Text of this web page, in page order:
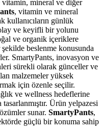
vitamin, mineral ve diğer
, vitamin ve mineral
kullanıcıların günlük
ve keyifli bir yolunu
ve organik içeriklere
beslenme konusunda
SmartyPants, inovasyon ve
sürekli olarak günceller ve
malzemeler yüksek
için özenle seçilir.
ve wellness hedeflerine
tasarlanmıştır. Ürün yelpazesi
sunar. SmartyPants,
güçlü bir konuma sahip